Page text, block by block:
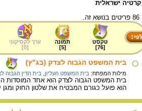
ישראלית
טקסט
[
76
]
תמונה
[
5
]
ערך לקסיקוני
[
0
]
בית המשפט הגבוה לצדק (בג"ץ)
מילות המפתח: בית המשפט העליון בית הדין הגבוה
בית המשפט הגבוה לצדק הוא אחד המוסדות
הוא פועל כגורם המבטיח את שלטון החוק ומגן